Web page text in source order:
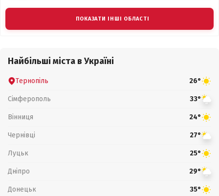
ПОКАЗАТИ ІНШІ ОБЛАСТІ
Найбільші міста в Україні
Тернопіль 26°
Сімферополь 33°
Вінниця 24°
Чернівці 27°
Луцьк 25°
Дніпро 29°
Донецьк 35°